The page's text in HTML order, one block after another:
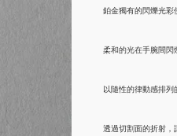
鉑金獨有的閃爍光彩
柔和的光在手腕間閃
以隨性的律動感排列
透過切割面的折射，